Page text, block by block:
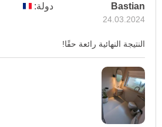
Bastian
24.03.2024
دولة:
النتيجة النهائية رائعة حقًا!